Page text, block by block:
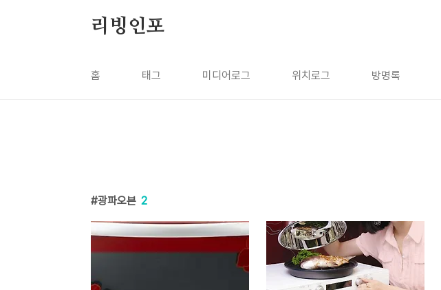
리빙인포
홈 태그 미디어로그 위치로그 방명록
광파오븐 2